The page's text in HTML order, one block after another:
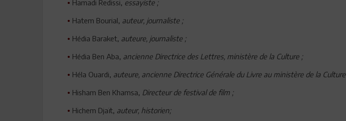
• Hamadi Redissi, essayiste ;
• Hatem Bourial, auteur, journaliste ;
• Hédia Baraket, auteure, journaliste ;
• Hédia Ben Aba, ancienne Directrice des Lettres, ministère de la Culture ;
• Héla Ouardi, auteure, ancienne Directrice Générale du Livre au ministère de la Culture ;
• Hisham Ben Khamsa, Directeur de festival de film ;
• Hichem Djaït, auteur, historien;